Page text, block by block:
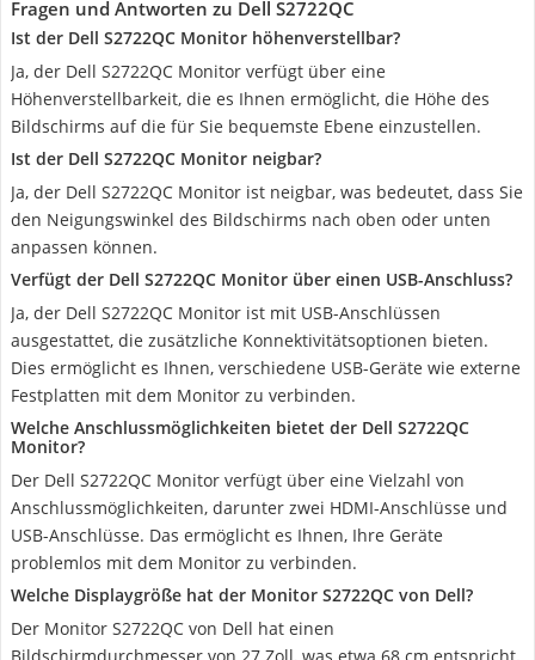
Fragen und Antworten zu Dell S2722QC
Ist der Dell S2722QC Monitor höhenverstellbar?
Ja, der Dell S2722QC Monitor verfügt über eine
Höhenverstellbarkeit, die es Ihnen ermöglicht, die Höhe des
Bildschirms auf die für Sie bequemste Ebene einzustellen.
Ist der Dell S2722QC Monitor neigbar?
Ja, der Dell S2722QC Monitor ist neigbar, was bedeutet, dass Sie
den Neigungswinkel des Bildschirms nach oben oder unten
anpassen können.
Verfügt der Dell S2722QC Monitor über einen USB-Anschluss?
Ja, der Dell S2722QC Monitor ist mit USB-Anschlüssen
ausgestattet, die zusätzliche Konnektivitätsoptionen bieten.
Dies ermöglicht es Ihnen, verschiedene USB-Geräte wie externe
Festplatten mit dem Monitor zu verbinden.
Welche Anschlussmöglichkeiten bietet der Dell S2722QC
Monitor?
Der Dell S2722QC Monitor verfügt über eine Vielzahl von
Anschlussmöglichkeiten, darunter zwei HDMI-Anschlüsse und
USB-Anschlüsse. Das ermöglicht es Ihnen, Ihre Geräte
problemlos mit dem Monitor zu verbinden.
Welche Displaygröße hat der Monitor S2722QC von Dell?
Der Monitor S2722QC von Dell hat einen